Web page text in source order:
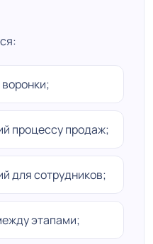
процессу продаж;
для сотрудников;
этапами;